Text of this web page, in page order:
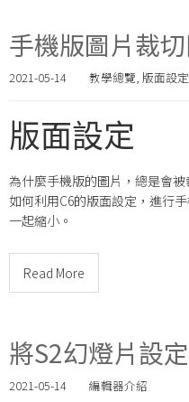
手機版圖片裁
2021-05-14 教學總覽, 版面設定
版面設定
為什麼手機版的圖片，總是會
如何利用C6的版面設定，進行
一起縮小。
Read More
將S2幻燈片設
2021-05-14 編輯器介紹